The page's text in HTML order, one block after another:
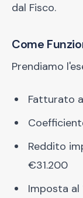
dal Fisco.
Come
Prendiamo
Fatturato
Reddito
€31.200
Imposta al